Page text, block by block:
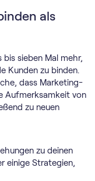
als
sieben Mal mehr,
Kunden zu binden.
dass Marketing-
Aufmerksamkeit von
zu neuen
zu deinen
einige Strategien,